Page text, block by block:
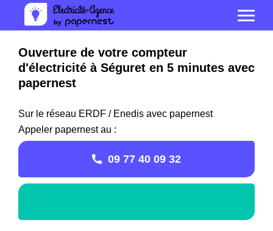
Ouverture de votre compteur
d'électricité à Séguret en 5 minutes avec
papernest
Sur le réseau ERDF / Enedis avec papernest
Appeler papernest au :
09 77 40 09 32